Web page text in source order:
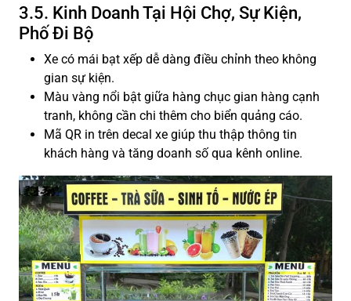
3.5. Kinh Doanh Tại Hội Chợ, Sự Kiện,
Phố Đi Bộ
Xe có mái bạt xếp dễ dàng điều chỉnh theo không
gian sự kiện.
Màu vàng nổi bật giữa hàng chục gian hàng cạnh
tranh, không cần chi thêm cho biển quảng cáo.
Mã QR in trên decal xe giúp thu thập thông tin
khách hàng và tăng doanh số qua kênh online.